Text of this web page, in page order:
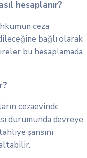
hesaplanır?
ceza
bağlı olarak
bu hesaplamada
cezaevinde
durumunda devreye
şansını